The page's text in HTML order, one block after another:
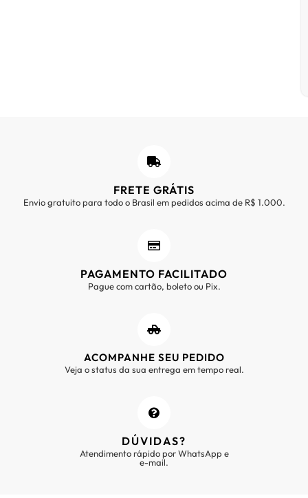
FRETE GRÁTIS
Envio gratuito para todo o Brasil em pedidos acima de R$ 1.000.
PAGAMENTO FACILITADO
Pague com cartão, boleto ou Pix.
ACOMPANHE SEU PEDIDO
Veja o status da sua entrega em tempo real.
DÚVIDAS?
Atendimento rápido por WhatsApp e
e-mail.